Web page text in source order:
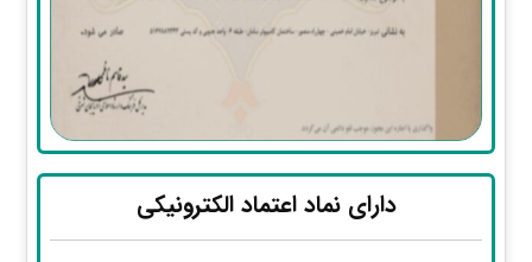
دارای نماد اعتماد الکترونیکی